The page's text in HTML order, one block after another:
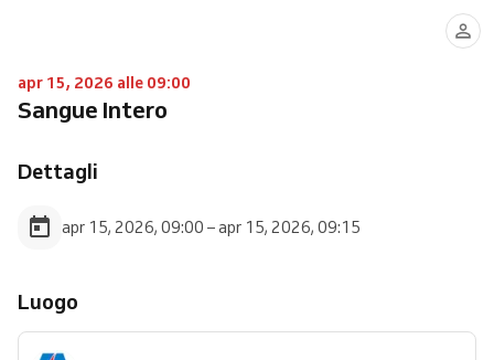
apr 15, 2026 alle 09:00
Sangue Intero
Dettagli
apr 15, 2026, 09:00 – apr 15, 2026, 09:15
Luogo